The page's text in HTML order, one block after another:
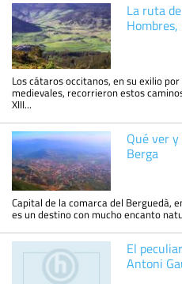
La ruta
Los cátaros occitanos, en su exilio
medievales, recorrieron estos
XIII...
Qué ver
Berga
Capital de la comarca del Berguedà,
es un destino con mucho encanto
El
Antoni